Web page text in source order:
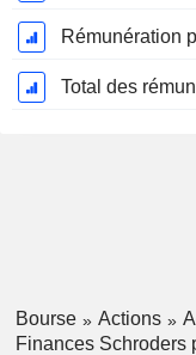
Rémunération
Bourse Actions
Finances Schroders